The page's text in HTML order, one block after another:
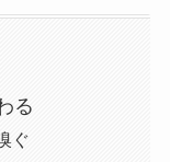
る
ぐ